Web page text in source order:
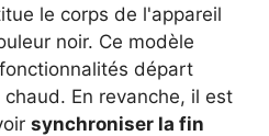
le corps de l'appareil
noir. Ce modèle
départ
En revanche, il est
synchroniser la fin